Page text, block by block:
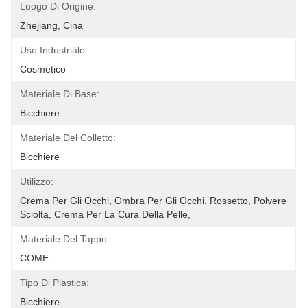
Luogo Di Origine:
Zhejiang, Cina
Uso Industriale:
Cosmetico
Materiale Di Base:
Bicchiere
Materiale Del Colletto:
Bicchiere
Utilizzo:
Crema Per Gli Occhi, Ombra Per Gli Occhi, Rossetto, Polvere
Sciolta, Crema Per La Cura Della Pelle,
Materiale Del Tappo:
COME
Tipo Di Plastica:
Bicchiere